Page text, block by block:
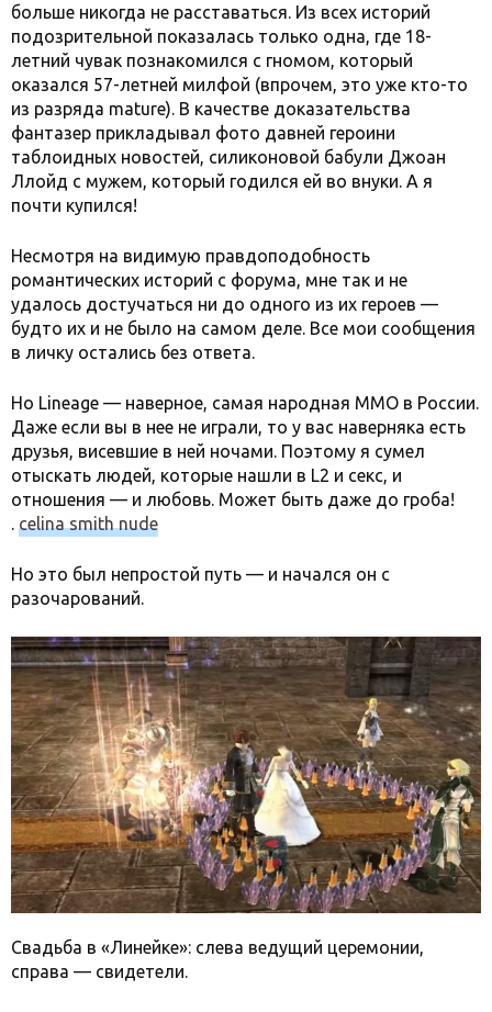
больше никогда не расставаться. Из всех историй
подозрительной показалась только одна, где 18-
летний чувак познакомился с гномом, который
оказался 57-летней милфой (впрочем, это уже кто-то
из разряда mature). В качестве доказательства
фантазер прикладывал фото давней героини
таблоидных новостей, силиконовой бабули Джоан
Ллойд с мужем, который годился ей во внуки. А я
почти купился!
Несмотря на видимую правдоподобность
романтических историй с форума, мне так и не
удалось достучаться ни до одного из их героев —
будто их и не было на самом деле. Все мои сообщения
в личку остались без ответа.
Но Lineage — наверное, самая народная MMO в России.
Даже если вы в нее не играли, то у вас наверняка есть
друзья, висевшие в ней ночами. Поэтому я сумел
отыскать людей, которые нашли в L2 и секс, и
отношения — и любовь. Может быть даже до гроба!
. celina smith nude
Но это был непростой путь — и начался он с
разочарований.
Свадьба в «Линейке»: слева ведущий церемонии,
справа — свидетели.